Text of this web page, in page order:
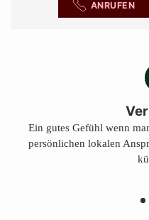
ANRUFEN
Ein gutes Gefühl wenn
persönlichen lokalen